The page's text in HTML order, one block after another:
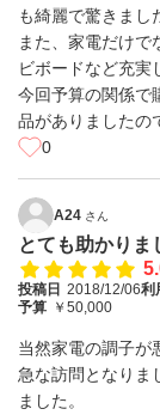
も綺麗で驚きまし
また、家電だけで
ビボードなど充実
今回予算の関係で
品がありましたの
0
A24 さん
とても助かりま
投稿日 2018/12/06利
予算 ￥50,000
当然家電の調子が
急な訪問となりま
ました。